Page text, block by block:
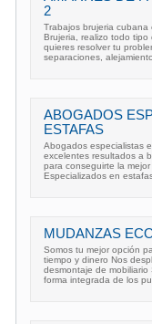
2
Trabajos brujeria cubana
Brujeria, realizo todo
quieres resolver tu
separaciones,
ABOGADOS
ESTAFAS
Abogados especialistas
excelentes resultados a
para conseguirte la
Especializados en
MUDANZAS
Somos tu mejor opción
tiempo y dinero Nos
desmontaje de
forma integrada de los